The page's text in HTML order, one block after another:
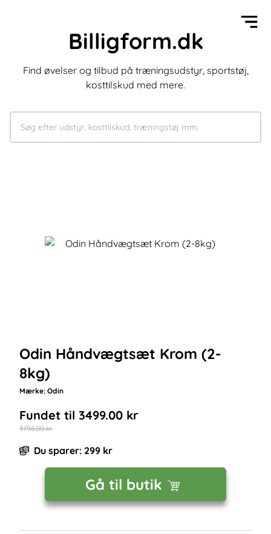
Billigform.dk
Find øvelser og tilbud på træningsudstyr, sportstøj,
kosttilskud med mere.
Odin Håndvægtsæt Krom (2-
8kg)
Mærke: Odin
Fundet til 3499.00 kr
3798.00kr
Du sparer: 299 kr
Gå til butik